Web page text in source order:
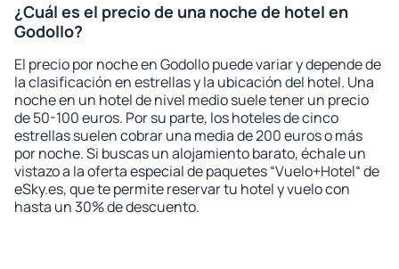
¿Cuál es el precio de una noche de hotel en
Godollo?
El precio por noche en Godollo puede variar y depende de
la clasificación en estrellas y la ubicación del hotel. Una
noche en un hotel de nivel medio suele tener un precio
de 50-100 euros. Por su parte, los hoteles de cinco
estrellas suelen cobrar una media de 200 euros o más
por noche. Si buscas un alojamiento barato, échale un
vistazo a la oferta especial de paquetes “Vuelo+Hotel“ de
eSky.es, que te permite reservar tu hotel y vuelo con
hasta un 30% de descuento.